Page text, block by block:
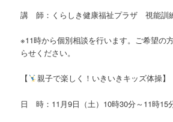
講 師：くらしき健康福祉プラザ 視能訓
※11時から個別相談を行います。ご希望の
らせください。
【 親子で楽しく！いきいきキッズ体操】
日 時：11月9日（土）10時30分～11時15